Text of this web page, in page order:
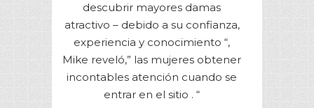
descubrir mayores damas
atractivo – debido a su confianza,
experiencia y conocimiento “,
Mike reveló,” las mujeres obtener
incontables atención cuando se
entrar en el sitio . “